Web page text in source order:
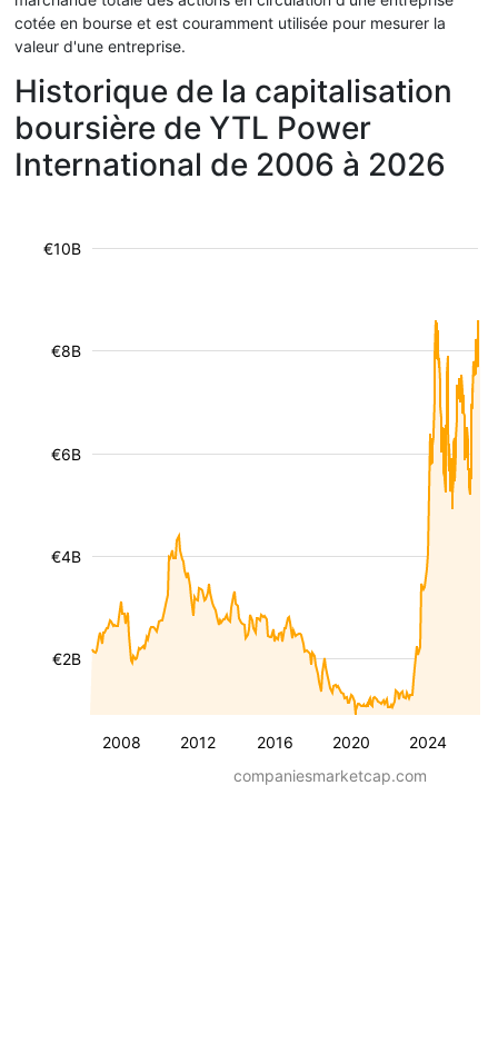
cotée en bourse et est couramment utilisée pour mesurer la
valeur d'une entreprise.
Historique de la capitalisation
boursière de YTL Power
International de 2006 à 2026
2008 2012 2016 2020 2024
€2B
€4B
€6B
€8B
€10B
companiesmarketcap.com